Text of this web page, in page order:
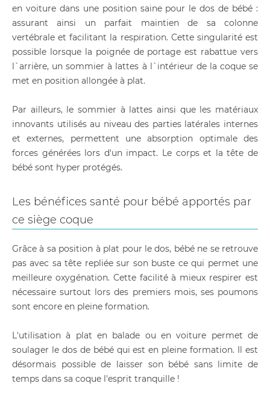
en voiture dans une position saine pour le dos de bébé :
assurant ainsi un parfait maintien de sa colonne
vertébrale et facilitant la respiration. Cette singularité est
possible lorsque la poignée de portage est rabattue vers
l`arrière, un sommier à lattes à l`intérieur de la coque se
met en position allongée à plat.
Par ailleurs, le sommier à lattes ainsi que les matériaux
innovants utilisés au niveau des parties latérales internes
et externes, permettent une absorption optimale des
forces générées lors d'un impact. Le corps et la tête de
bébé sont hyper protégés.
Les bénéfices santé pour bébé apportés par
ce siège coque
Grâce à sa position à plat pour le dos, bébé ne se retrouve
pas avec sa tête repliée sur son buste ce qui permet une
meilleure oxygénation. Cette facilité à mieux respirer est
nécessaire surtout lors des premiers mois, ses poumons
sont encore en pleine formation.
L'utilisation à plat en balade ou en voiture permet de
soulager le dos de bébé qui est en pleine formation. Il est
désormais possible de laisser son bébé sans limite de
temps dans sa coque l'esprit tranquille !